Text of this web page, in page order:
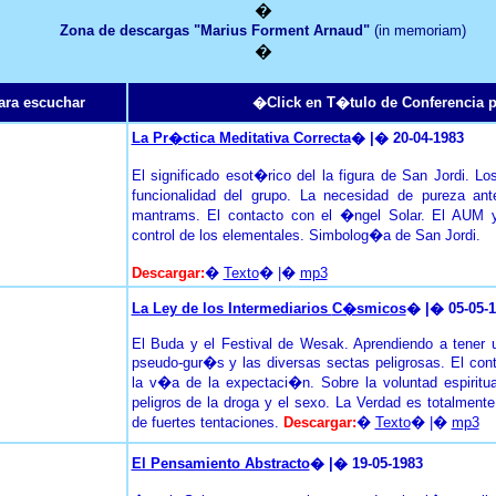
�
Zona de descargas "Marius Forment Arnaud" (in memoriam)
�
escuchar �Click en T�tulo de Conferencia
La Pr�ctica Meditativa Correcta� |� 20-04-1983
El significado esot�rico del la figura de San Jordi.
funcionalidad del grupo. La necesidad de pureza
mantrams. El contacto con el �ngel Solar. El AUM
control de los elementales. Simbolog�a de San Jordi.
Descargar:� Texto� |� mp3
La Ley de los Intermediarios C�smicos� |� 05-05-
El Buda y el Festival de Wesak. Aprendiendo a tener
pseudo-gur�s y las diversas sectas peligrosas. El
la v�a de la expectaci�n. Sobre la voluntad
peligros de la droga y el sexo. La Verdad es
de fuertes tentaciones. Descargar:� Texto� |� mp3
El Pensamiento Abstracto� |� 19-05-1983